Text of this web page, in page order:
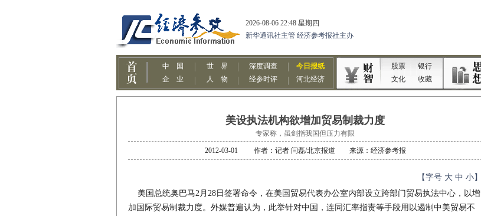
美设执法机构欲增加贸易制裁力度
专家称，虽剑指我国但压力有限
2012-03-01 作者：记者 闫磊/北京报道 来源：经济参考报
【字号 大 中 小】
美国总统奥巴马2月28日签署命令，在美国贸易代表办公室内部设立跨部门贸易执法中心，以增
加国际贸易制裁力度。外媒普遍认为，此举针对中国，连同汇率指责等手段用以遏制中美贸易不